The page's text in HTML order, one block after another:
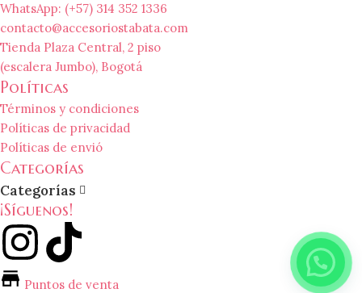
WhatsApp: (+57) 314 352 1336
contacto@accesoriostabata.com
Tienda Plaza Central, 2 piso
(escalera Jumbo), Bogotá
Políticas
Términos y condiciones
Políticas de privacidad
Políticas de envió
Categorías
Categorías
¡Síguenos!
Puntos de venta